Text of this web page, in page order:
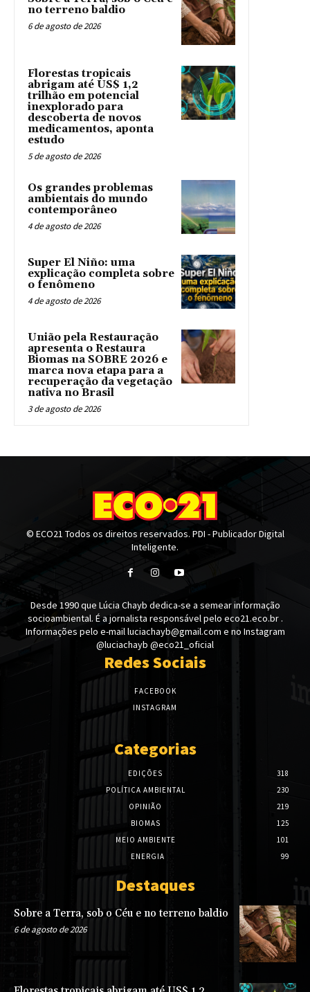
no terreno baldio
6 de agosto de 2026
Florestas tropicais
abrigam até US$ 1,2
trilhão em potencial
inexplorado para
descoberta de novos
medicamentos, aponta
estudo
5 de agosto de 2026
Os grandes problemas
ambientais do mundo
contemporâneo
4 de agosto de 2026
Super El Niño: uma
explicação completa sobre
o fenômeno
4 de agosto de 2026
União pela Restauração
apresenta o Restaura
Biomas na SOBRE 2026 e
marca nova etapa para a
recuperação da vegetação
nativa no Brasil
3 de agosto de 2026
© ECO21 Todos os direitos reservados. PDI - Publicador Digital
Inteligente.
Desde 1990 que Lúcia Chayb dedica-se a semear informação
socioambiental. É a jornalista responsável pelo eco21.eco.br .
Informações pelo e-mail luciachayb@gmail.com e no Instagram
@luciachayb @eco21_oficial
Redes Sociais
FACEBOOK
INSTAGRAM
Categorias
EDIÇÕES
318
POLÍTICA AMBIENTAL
230
OPINIÃO
219
BIOMAS
125
MEIO AMBIENTE
101
ENERGIA
99
Destaques
Sobre a Terra, sob o Céu e no terreno baldio
6 de agosto de 2026